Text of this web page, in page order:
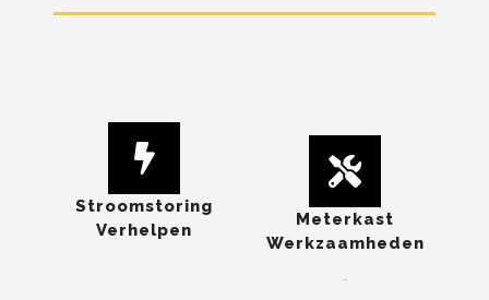
Stroomstoring
Verhelpen
Meterkast
Werkzaamheden